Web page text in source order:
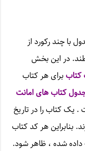
با چند رکورد از
در این بخش
برای هر کتاب
کتاب های امانت
. یک کتاب را در تاریخ
بنابراین هر کد کتاب
داده شده ، ظاهر شود.